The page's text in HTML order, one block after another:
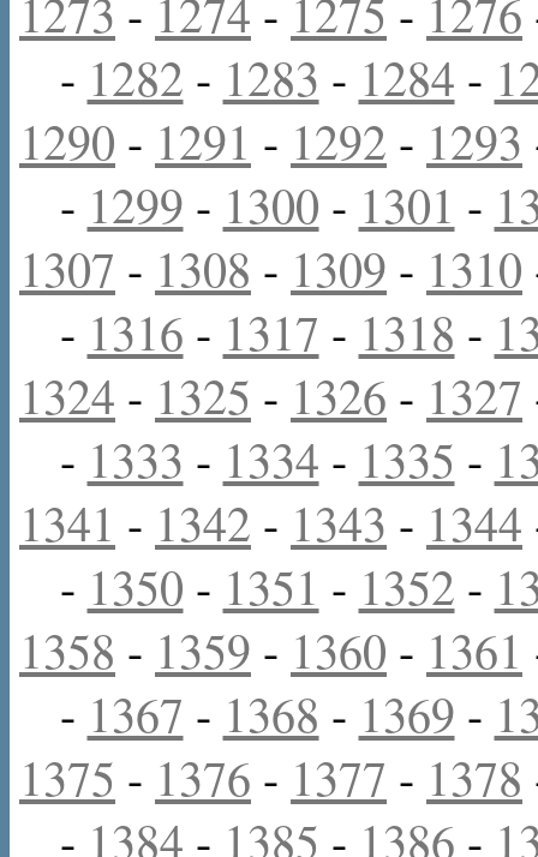
1273 - 1274 - 1275 - 1276
- 1282 - 1283 - 1284 -
1290 - 1291 - 1292 - 1293
- 1299 - 1300 - 1301 -
1307 - 1308 - 1309 - 1310
- 1316 - 1317 - 1318 -
1324 - 1325 - 1326 - 1327
- 1333 - 1334 - 1335 -
1341 - 1342 - 1343 - 1344
- 1350 - 1351 - 1352 -
1358 - 1359 - 1360 - 1361
- 1367 - 1368 - 1369 -
1375 - 1376 - 1377 - 1378
- 1384 - 1385 - 1386 -